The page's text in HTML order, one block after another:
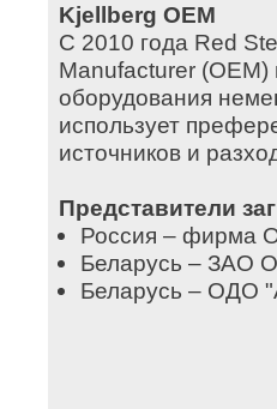
Kjellberg OEM
С 2010 года Red
Manufacturer (OEM)
оборудования
использует
источников и
Представители
Россия – фирма
Беларусь – ЗАО
Беларусь – ОДО